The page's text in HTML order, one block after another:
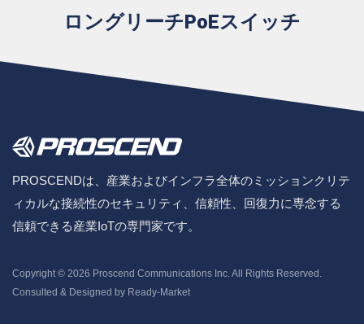
ロングリーチPoEスイッチ
PROSCENDは、産業およびインフラ全体のミッションクリテ
ィカルな接続性のセキュリティ、信頼性、回復力に専念する
信頼できる産業IoTの専門家です。
Copyright © 2026 Proscend Communications Inc.All Rights Reserved.
Consulted & Designed by Ready-Market